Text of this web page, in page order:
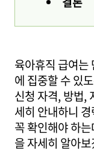
육아휴직 급여는
에 집중할 수 있
신청 자격, 방법,
세히 안내하니
꼭 확인해야 하
을 자세히 알아